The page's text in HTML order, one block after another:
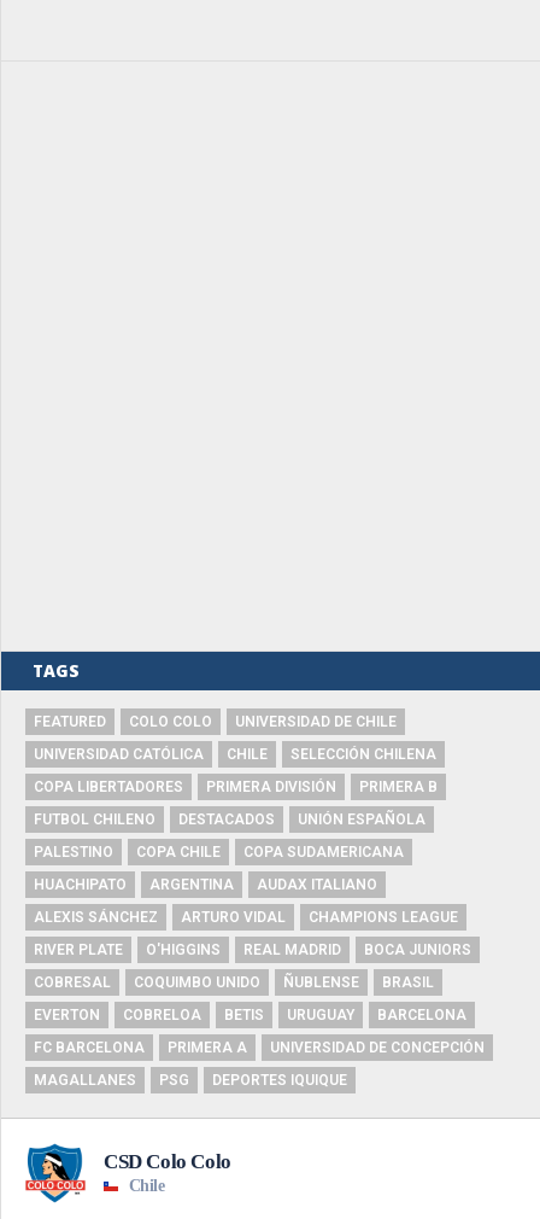
TAGS
FEATURED COLO COLO
UNIVERSIDAD DE CHILE
UNIVERSIDAD CATÓLICA
CHILE
SELECCIÓN CHILENA
COPA LIBERTADORES
PRIMERA DIVISIÓN
PRIMERA B
FUTBOL CHILENO
DESTACADOS
UNIÓN ESPAÑOLA
PALESTINO
COPA CHILE
COPA SUDAMERICANA
HUACHIPATO
ARGENTINA
AUDAX ITALIANO
ALEXIS SÁNCHEZ
ARTURO VIDAL
CHAMPIONS LEAGUE
RIVER PLATE
O'HIGGINS REAL MADRID
BOCA JUNIORS
COBRESAL
COQUIMBO UNIDO ÑUBLENSE
BRASIL
EVERTON
COBRELOA BETIS URUGUAY
BARCELONA
FC BARCELONA
PRIMERA A
UNIVERSIDAD DE CONCEPCIÓN
MAGALLANES
PSG DEPORTES IQUIQUE